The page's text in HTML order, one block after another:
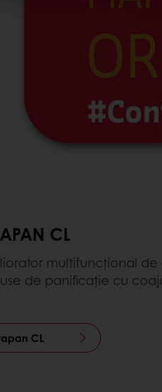
CL
multifuncțional
de panificație cu
CL